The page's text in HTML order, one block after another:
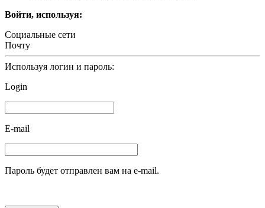
Войти, используя:
Социальные сети
Почту
Используя логин и пароль:
Login
E-mail
Пароль будет отправлен вам на e-mail.